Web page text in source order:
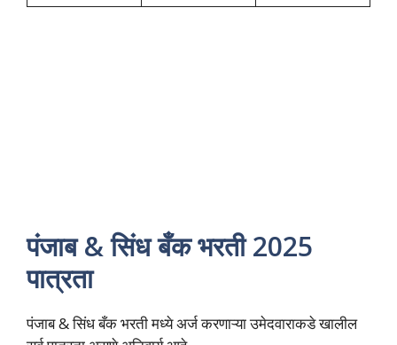
पंजाब & सिंध बँक भरती 2025
पात्रता
पंजाब & सिंध बँक भरती मध्ये अर्ज करणाऱ्या उमेदवाराकडे खालील